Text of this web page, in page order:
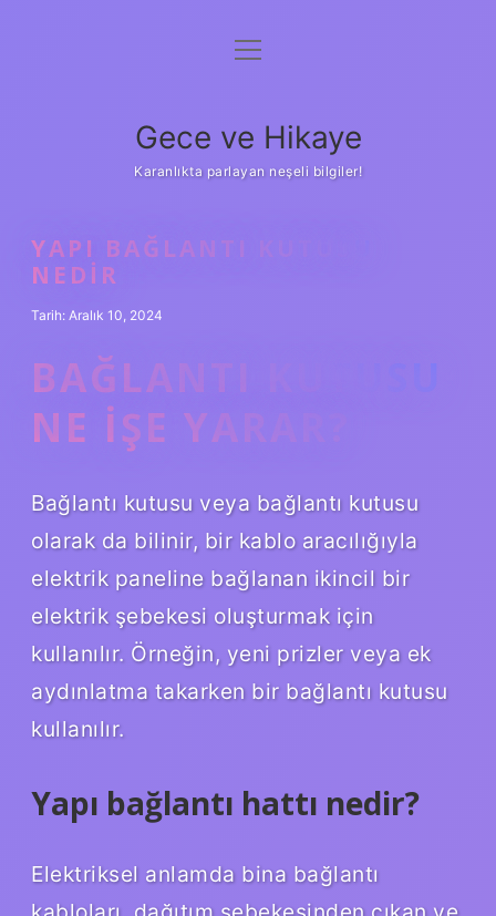
Anasayfa
Yasal Uyarı
menüyü
Gece ve Hikaye
Karanlıkta parlayan neşeli bilgiler!
YAPI BAĞLANTI KUTUSU
NEDIR
Tarih: Aralık 10, 2024
BAĞLANTI KUTUSU
NE IŞE YARAR?
Bağlantı kutusu veya bağlantı kutusu
olarak da bilinir, bir kablo aracılığıyla
elektrik paneline bağlanan ikincil bir
elektrik şebekesi oluşturmak için
kullanılır. Örneğin, yeni prizler veya ek
aydınlatma takarken bir bağlantı kutusu
kullanılır.
Yapı bağlantı hattı nedir?
Elektriksel anlamda bina bağlantı